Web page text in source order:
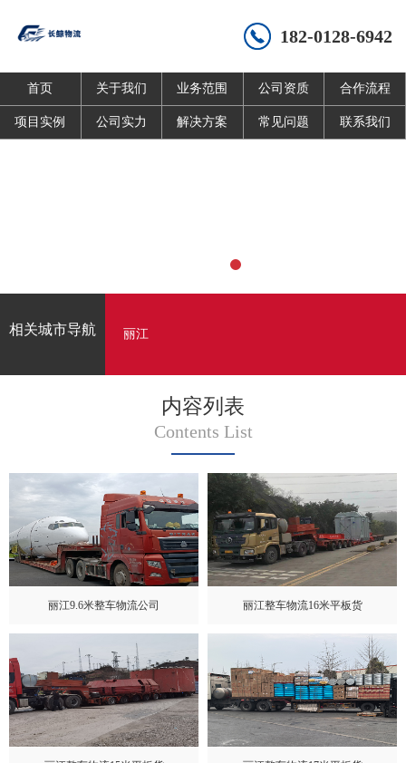
182-0128-6942
首页 关于我们 业务范围 公司资质 合作流程
项目实例 公司实力 解决方案 常见问题 联系我们
相关城市导航 丽江
内容列表
Contents List
丽江9.6米整车物流公司 丽江整车物流16米平板货